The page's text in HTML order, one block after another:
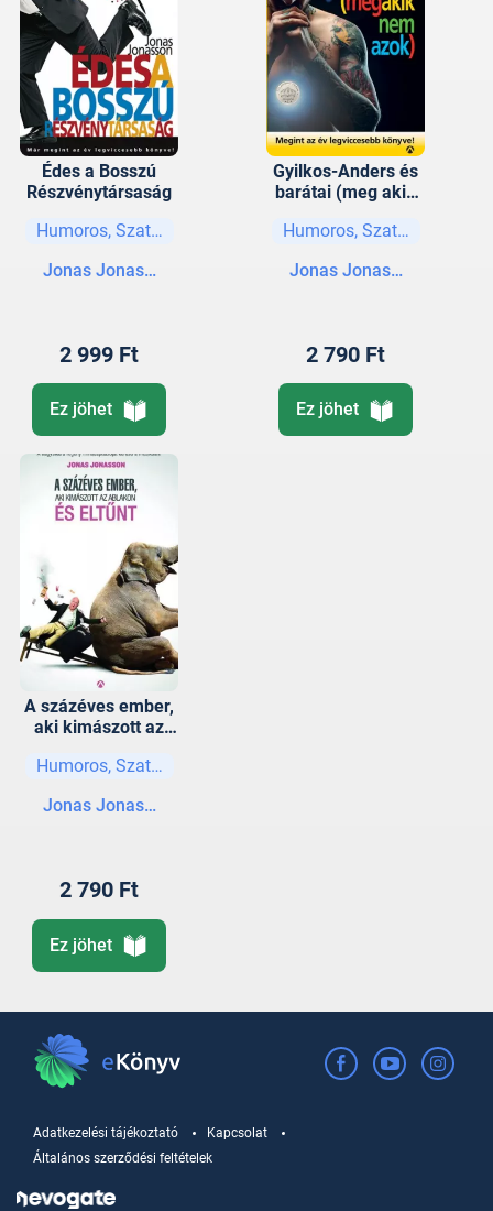
Édes a Bosszú
Részvénytársaság
Humoros, Szatíra
Jonas Jonasson
2 999 Ft
Ez jöhet
Gyilkos-Anders és
barátai (meg akik
Humoros, Szatíra
Jonas Jonasson
2 790 Ft
Ez jöhet
A százéves ember,
aki kimászott az
Humoros, Szatíra
Jonas Jonasson
2 790 Ft
Ez jöhet
Adatkezelési tájékoztató
Kapcsolat
Általános szerződési feltételek